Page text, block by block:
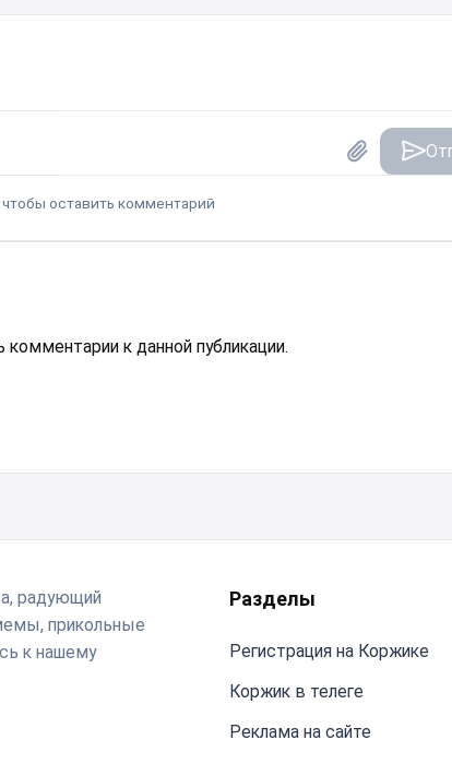
чтобы оставить комментарий
комментарии к данной публикации.
радующий
прикольные
к нашему
Разделы
Регистрация на Коржике
Коржик в телеге
Реклама на сайте